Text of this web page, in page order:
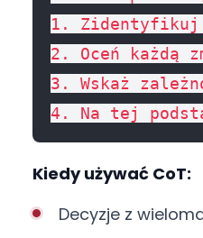
1. Zidentyfikuj
2. Oceń każdą
3. Wskaż
Kiedy używać CoT:
Decyzje z